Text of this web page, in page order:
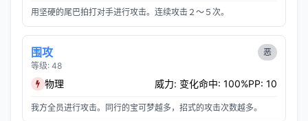
用坚硬的尾巴拍打对手进行攻击。连续攻击２～５次。
围攻
等级: 48
恶
物理 威力: 变化命中: 100%PP: 10
我方全员进行攻击。同行的宝可梦越多，招式的攻击次数越多。